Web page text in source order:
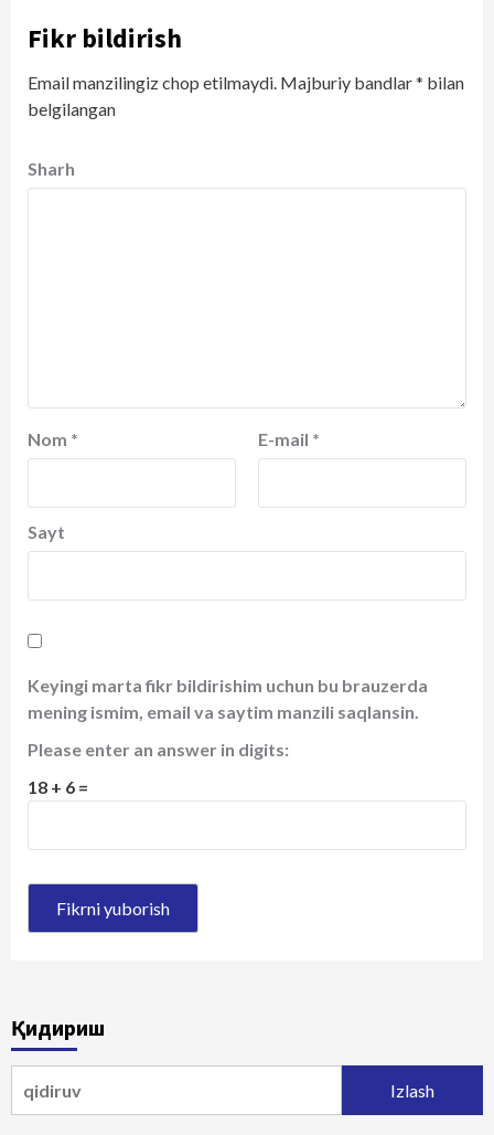
Fikr bildirish
Email manzilingiz chop etilmaydi. Majburiy bandlar* bilan
belgilangan
Sharh
Nom * E-mail *
Sayt
Keyingi marta fikr bildirishim uchun bu brauzerda
mening ismim, email va saytim manzili saqlansin.
Please enter an answer in digits:
18 + 6 =
Қидириш